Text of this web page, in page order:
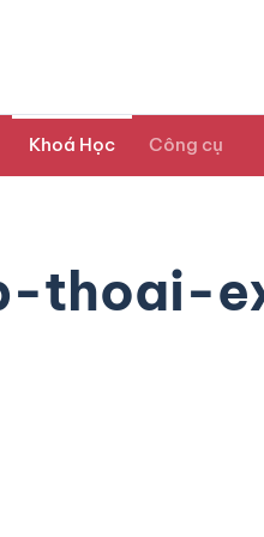
Khoá Học Công cụ
thoai-